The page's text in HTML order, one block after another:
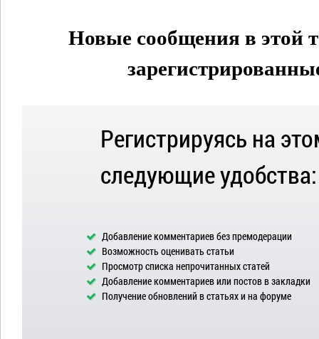
Новые сообщения в этой
Регистрируясь на
следующие удобства:
Добавление комментариев без премодерации
Возможность оценивать статьи
Просмотр списка непрочитанных статей
Добавление комментариев или постов в закладки
Получение обновлений в статьях и на форуме